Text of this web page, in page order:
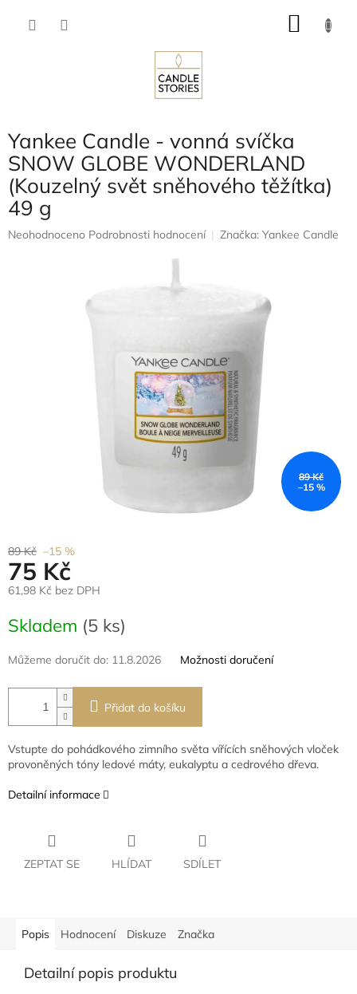
Yankee Candle - vonná svíčka
SNOW GLOBE WONDERLAND
(Kouzelný svět sněhového těžítka)
49 g
Průměrné
Neohodnoceno Podrobnosti hodnocení Značka: Yankee Candle
89 Kč
–15 %
89 Kč –15 %
75 Kč
61,98 Kč bez DPH
cena:
Skladem (5 ks)
Můžeme doručit do: 11.8.2026 Možnosti doručení
Přidat do košíku
Vstupte do pohádkového zimního světa vířících sněhových vloček
provoněných tóny ledové máty, eukalyptu a cedrového dřeva.
Detailní informace
ZEPTAT SE HLÍDAT SDÍLET
Popis Hodnocení Diskuze Značka
Detailní popis produktu